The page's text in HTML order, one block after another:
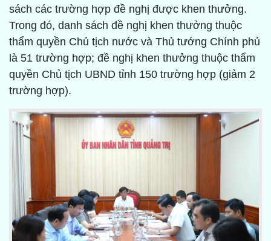
sách các trường hợp đề nghị được khen thưởng.
Trong đó, danh sách đề nghị khen thưởng thuộc
thẩm quyền Chủ tịch nước và Thủ tướng Chính phủ
là 51 trường hợp; đề nghị khen thưởng thuộc thẩm
quyền Chủ tịch UBND tỉnh 150 trường hợp (giảm 2
trường hợp).